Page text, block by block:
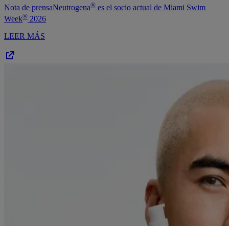
Nota de prensaNeutrogena® es el socio actual de Miami Swim
Week® 2026
LEER MÁS